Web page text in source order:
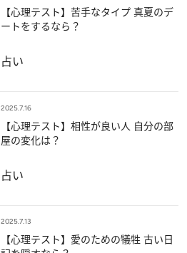
【心理テスト】苦手なタイプ 真夏のデ
ートをするなら？
占い
2025.7.16
【心理テスト】相性が良い人 自分の部
屋の変化は？
占い
2025.7.13
【心理テスト】愛のための犠牲 古い日